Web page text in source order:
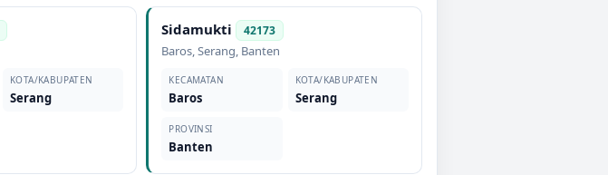
KOTA/KABUPATEN
Serang
Sidamukti 42173
Baros,Serang, Banten
KECAMATAN
Baros
KOTA/KABUPATEN
Serang
PROVINSI
Banten